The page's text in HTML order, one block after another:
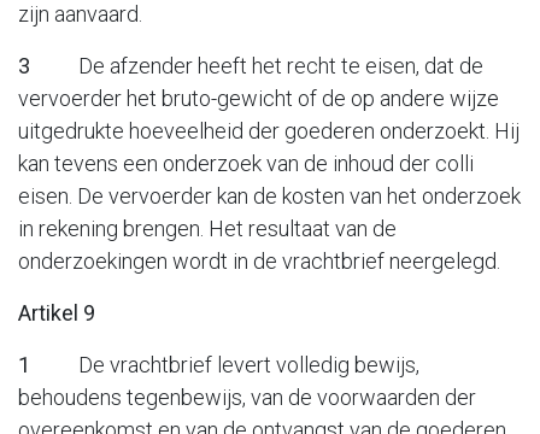
zijn aanvaard.
3
De afzender heeft het recht te eisen, dat de
vervoerder het bruto-gewicht of de op andere wijze
uitgedrukte hoeveelheid der goederen onderzoekt. Hij
kan tevens een onderzoek van de inhoud der colli
eisen. De vervoerder kan de kosten van het onderzoek
in rekening brengen. Het resultaat van de
onderzoekingen wordt in de vrachtbrief neergelegd.
Artikel 9
1
De vrachtbrief levert volledig bewijs,
behoudens tegenbewijs, van de voorwaarden der